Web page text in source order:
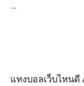
…
แทงบอลเว็บไหน